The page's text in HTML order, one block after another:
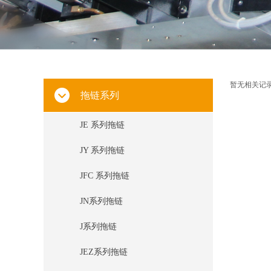
拖链系列
JE 系列拖链
JY 系列拖链
JFC 系列拖链
JN系列拖链
J系列拖链
JEZ系列拖链
暂无相关记